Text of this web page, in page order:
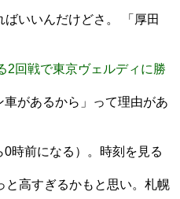
いいんだけどさ。 「厚田
回戦で東京ヴェルディに勝
があるから」って理由があ
時前になる）。時刻を見る
高すぎるかもと思い。札幌